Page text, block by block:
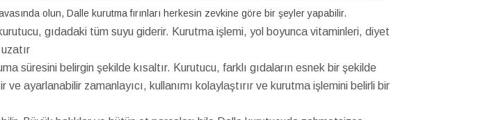
olun, Dalle kurutma fırınları herkesin zevkine göre bir şeyler yapabilir.
gıdadaki tüm suyu giderir. Kurutma işlemi, yol boyunca vitaminleri, diyet
süresini belirgin şekilde kısaltır. Kurutucu, farklı gıdaların esnek bir şekilde
ve ayarlanabilir zamanlayıcı, kullanımı kolaylaştırır ve kurutma işlemini belirli bir